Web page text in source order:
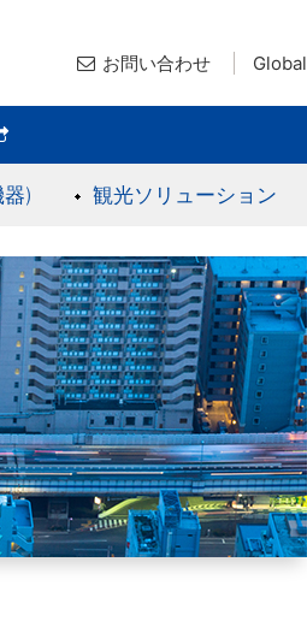
お問い合わせ Global
) 観光ソリューション